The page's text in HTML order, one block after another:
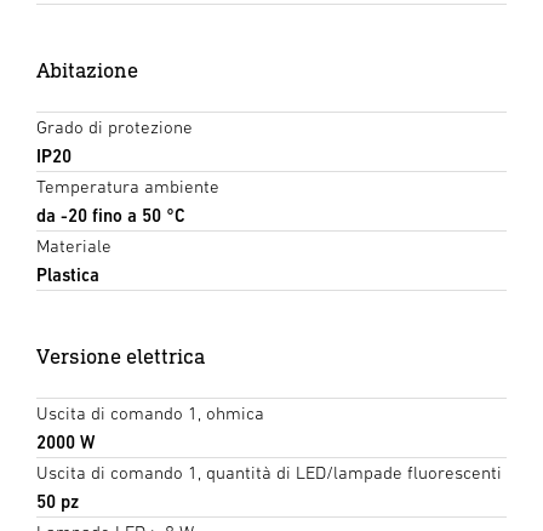
Abitazione
Grado di protezione
IP20
Temperatura ambiente
da -20 fino a 50 °C
Materiale
Plastica
Versione elettrica
Uscita di comando 1, ohmica
2000 W
Uscita di comando 1, quantità di LED/lampade fluorescenti
50 pz